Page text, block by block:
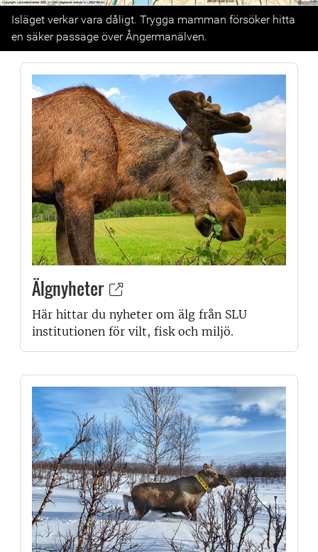
Previous
Isläget verkar vara dåligt. Trygga mamman försöker hitta
en säker passage över Ångermanälven.
Älgnyheter
Här hittar du nyheter om älg från SLU
institutionen för vilt, fisk och miljö.